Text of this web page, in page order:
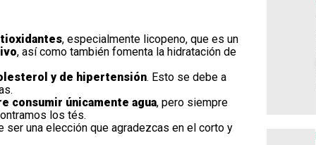
, especialmente licopeno, que es un
, así como también fomenta la hidratación de
y de hipertensión. Esto se debe a
consumir únicamente agua, pero siempre
los tés.
ser una elección que agradezcas en el corto y